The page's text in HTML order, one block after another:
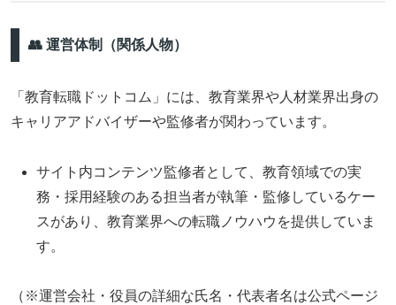
👥 運営体制（関係人物）
「教育転職ドットコム」には、教育業界や人材業界出身の
キャリアアドバイザーや監修者が関わっています。
サイト内コンテンツ監修者として、教育領域での実
務・採用経験のある担当者が執筆・監修しているケー
スがあり、教育業界への転職ノウハウを提供していま
す。
（※運営会社・役員の詳細な氏名・代表者名は公式ページ